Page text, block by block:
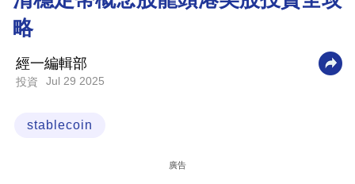
商
技
略
經一編輯部
投資 Jul 29 2025
stablecoin
廣告